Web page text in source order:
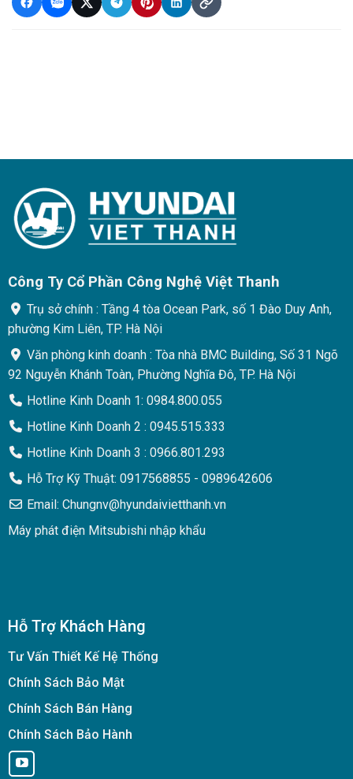
Công Ty Cổ Phần Công Nghệ Việt Thanh
Trụ sở chính : Tầng 4 tòa Ocean Park, số 1 Đào Duy Anh,
phường Kim Liên, TP. Hà Nội
Văn phòng kinh doanh : Tòa nhà BMC Building, Số 31 Ngõ
92 Nguyễn Khánh Toàn, Phường Nghĩa Đô, TP. Hà Nội
Hotline Kinh Doanh 1: 0984.800.055
Hotline Kinh Doanh 2 : 0945.515.333
Hotline Kinh Doanh 3 : 0966.801.293
Hỗ Trợ Kỹ Thuật: 0917568855 - 0989642606
Email: Chungnv@hyundaivietthanh.vn
Máy phát điện Mitsubishi nhập khẩu
Hỗ Trợ Khách Hàng
Tư Vấn Thiết Kế Hệ Thống
Chính Sách Bảo Mật
Chính Sách Bán Hàng
Chính Sách Bảo Hành